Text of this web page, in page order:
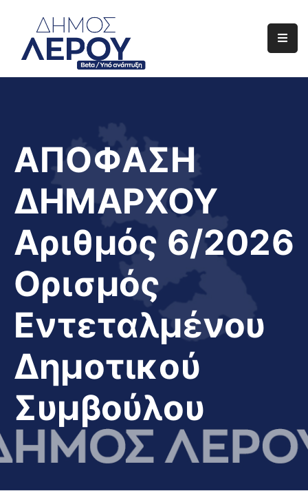
Αρχική
Διαφάνεια
Το
Νησί
Μας
ΑΠΟΦΑΣΗ
ΔΗΜΑΡΧΟΥ
Αριθμός 6/2026
Ορισμός
Εντεταλμένου
Δημοτικού
Συμβούλου